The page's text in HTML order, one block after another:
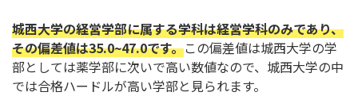
城西大学の経営学部に属する学科は経営学科のみであり、
その偏差値は35.0~47.0です。この偏差値は城西大学の学
部としては薬学部に次いで高い数値なので、城西大学の中
では合格ハードルが高い学部と見られます。